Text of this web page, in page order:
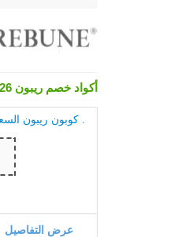
أكواد خصم ريبون Rebune Coupon codes 2026
. كوبون ريبون السعودية خصم 30%
عرض التفاصيل